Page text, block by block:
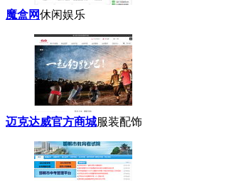
魔盒网休闲娱乐
迈克达威官方商城服装配饰